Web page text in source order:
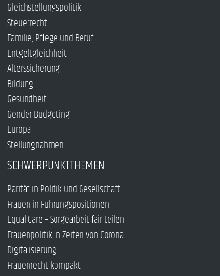
Gleichstellungspolitik
Steuerrecht
Familie, Pflege und Beruf
Entgeltgleichheit
Alterssicherung
Bildung
Gesundheit
Gender Budgeting
Europa
Stellungnahmen
SCHWERPUNKTTHEMEN
Parität in Politik und Gesellschaft
Frauen in Führungspositionen
Equal Care – Sorgearbeit fair teilen
Frauenpolitik in Zeiten von Corona
Digitalisierung
Frauenrecht kompakt